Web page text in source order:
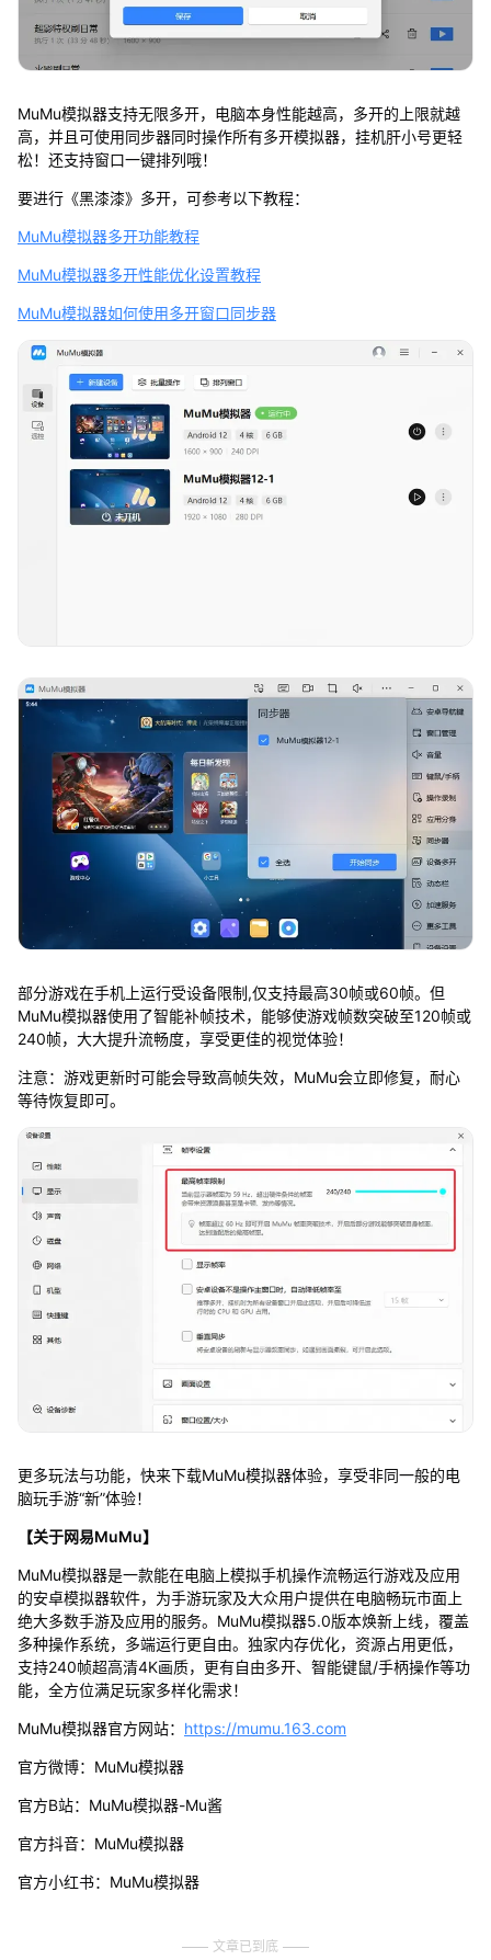
MuMu模拟器支持无限多开，电脑本身性能越高，多开的上限就越
高，并且可使用同步器同时操作所有多开模拟器，挂机肝小号更轻
松！还支持窗口一键排列哦！
要进行《黑漆漆》多开，可参考以下教程：
MuMu模拟器多开功能教程
MuMu模拟器多开性能优化设置教程
MuMu模拟器如何使用多开窗口同步器
部分游戏在手机上运行受设备限制,仅支持最高30帧或60帧。但
MuMu模拟器使用了智能补帧技术，能够使游戏帧数突破至120帧或
240帧，大大提升流畅度，享受更佳的视觉体验！
注意：游戏更新时可能会导致高帧失效，MuMu会立即修复，耐心
等待恢复即可。
更多玩法与功能，快来下载MuMu模拟器体验，享受非同一般的电
脑玩手游“新”体验！
【关于网易MuMu】
MuMu模拟器是一款能在电脑上模拟手机操作流畅运行游戏及应用
的安卓模拟器软件，为手游玩家及大众用户提供在电脑畅玩市面上
绝大多数手游及应用的服务。MuMu模拟器5.0版本焕新上线，覆盖
多种操作系统，多端运行更自由。独家内存优化，资源占用更低，
支持240帧超高清4K画质，更有自由多开、智能键鼠/手柄操作等功
能，全方位满足玩家多样化需求！
MuMu模拟器官方网站： https://mumu.163.com
官方微博：MuMu模拟器
官方B站：MuMu模拟器-Mu酱
官方抖音：MuMu模拟器
官方小红书：MuMu模拟器
文章已到底